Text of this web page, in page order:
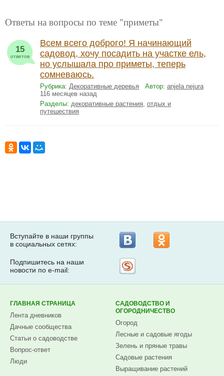
Ответы на вопросы по теме "приметы"
15
ответов
Всем всего доброго! Я начинающий
садовод, хочу посадить на участке ель,
но услышала про приметы, теперь
сомневаюсь.
Рубрика: Декоративные деревья Автор: anjela nejura
116 месяцев назад
Разделы: декоративные растения, отдых и
путешествия
Вступайте в наши группы
в социальных сетях:
Подпишитесь на наши
новости по e-mail:
ГЛАВНАЯ СТРАНИЦА
Лента дневников
Дачные сообщества
Статьи о садоводстве
Вопрос-ответ
Люди
САДОВОДСТВО И
ОГОРОДНИЧЕСТВО
Огород
Лесные и садовые ягоды
Зелень и пряные травы
Садовые растения
Выращивание растений